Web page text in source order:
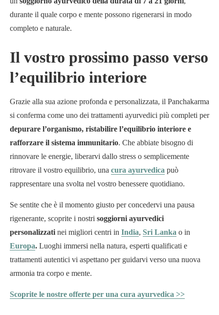
durante il quale corpo e mente possono rigenerarsi in modo
completo e naturale.
Il vostro prossimo passo verso
l’equilibrio interiore
Grazie alla sua azione profonda e personalizzata, il Panchakarma
si conferma come uno dei trattamenti ayurvedici più completi per
depurare l’organismo, ristabilire l’equilibrio interiore e
rafforzare il sistema immunitario. Che abbiate bisogno di
rinnovare le energie, liberarvi dallo stress o semplicemente
ritrovare il vostro equilibrio, una cura ayurvedica può
rappresentare una svolta nel vostro benessere quotidiano.
Se sentite che è il momento giusto per concedervi una pausa
rigenerante, scoprite i nostri soggiorni ayurvedici
personalizzati nei migliori centri in India, Sri Lanka o in
Europa. Luoghi immersi nella natura, esperti qualificati e
trattamenti autentici vi aspettano per guidarvi verso una nuova
armonia tra corpo e mente.
Scoprite le nostre offerte per una cura ayurvedica >>